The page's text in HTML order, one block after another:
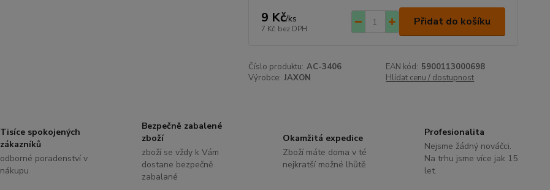
9 Kč/ks
7 Kč bez DPH
Přidat do košíku
Číslo produktu: AC-3406 EAN kód: 5900113000698
Výrobce: JAXON Hlídat cenu / dostupnost
Tisíce spokojených
zákazníků
odborné poradenství v
nákupu
Bezpečně zabalené
zboží
zboží se vždy k Vám
dostane bezpečně
zabalané
Okamžitá expedice
Zboží máte doma v té
nejkratší možné lhůtě
Profesionalita
Nejsme žádný nováčci.
Na trhu jsme více jak 15
let.